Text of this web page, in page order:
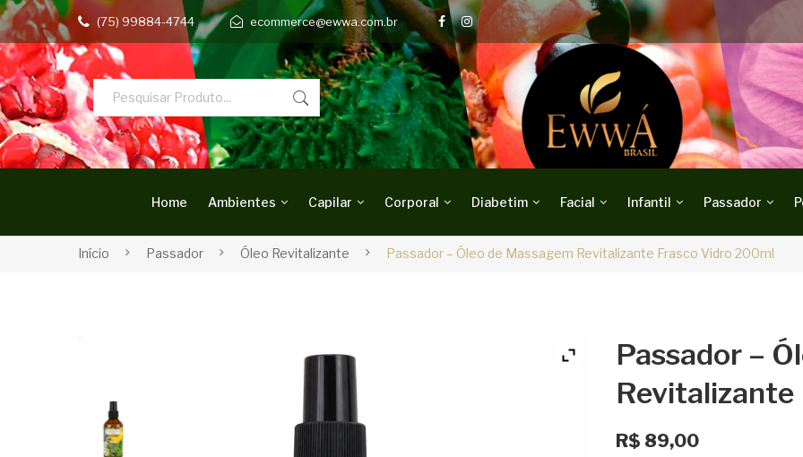
(75) 99884-4744 ecommerce@ewwa.com.br
Home Ambientes Capilar Corporal Diabetim Facial Infantil Passador
Início Passador Óleo Revitalizante Passador – Óleo de Massagem Revitalizante Frasco Vidro 200ml
Passador –
R$ 89,00